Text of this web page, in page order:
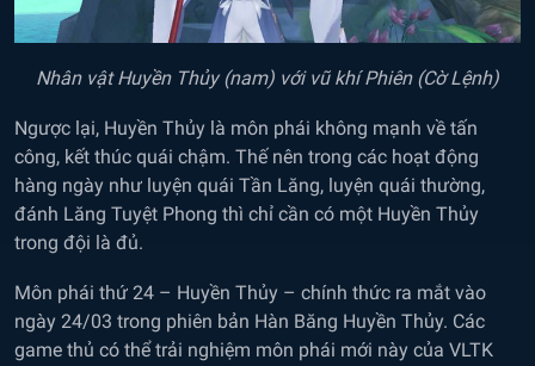
Nhân vật Huyền Thủy (nam) với vũ khí Phiên (Cờ Lệnh)
Ngược lại, Huyền Thủy là môn phái không mạnh về tấn
công, kết thúc quái chậm. Thế nên trong các hoạt động
hàng ngày như luyện quái Tần Lăng, luyện quái thường,
đánh Lăng Tuyệt Phong thì chỉ cần có một Huyền Thủy
trong đội là đủ.
Môn phái thứ 24 – Huyền Thủy – chính thức ra mắt vào
ngày 24/03 trong phiên bản Hàn Băng Huyền Thủy. Các
game thủ có thể trải nghiệm môn phái mới này của VLTK